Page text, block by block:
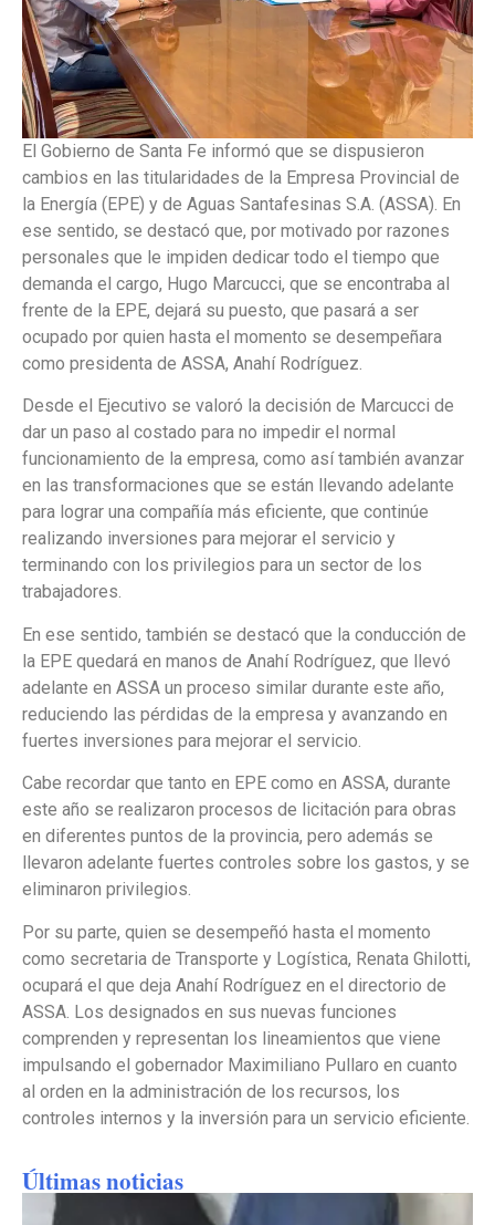
El Gobierno de Santa Fe informó que se dispusieron
cambios en las titularidades de la Empresa Provincial de
la Energía (EPE) y de Aguas Santafesinas S.A. (ASSA). En
ese sentido, se destacó que, por motivado por razones
personales que le impiden dedicar todo el tiempo que
demanda el cargo, Hugo Marcucci, que se encontraba al
frente de la EPE, dejará su puesto, que pasará a ser
ocupado por quien hasta el momento se desempeñara
como presidenta de ASSA, Anahí Rodríguez.
Desde el Ejecutivo se valoró la decisión de Marcucci de
dar un paso al costado para no impedir el normal
funcionamiento de la empresa, como así también avanzar
en las transformaciones que se están llevando adelante
para lograr una compañía más eficiente, que continúe
realizando inversiones para mejorar el servicio y
terminando con los privilegios para un sector de los
trabajadores.
En ese sentido, también se destacó que la conducción de
la EPE quedará en manos de Anahí Rodríguez, que llevó
adelante en ASSA un proceso similar durante este año,
reduciendo las pérdidas de la empresa y avanzando en
fuertes inversiones para mejorar el servicio.
Cabe recordar que tanto en EPE como en ASSA, durante
este año se realizaron procesos de licitación para obras
en diferentes puntos de la provincia, pero además se
llevaron adelante fuertes controles sobre los gastos, y se
eliminaron privilegios.
Por su parte, quien se desempeñó hasta el momento
como secretaria de Transporte y Logística, Renata Ghilotti,
ocupará el que deja Anahí Rodríguez en el directorio de
ASSA. Los designados en sus nuevas funciones
comprenden y representan los lineamientos que viene
impulsando el gobernador Maximiliano Pullaro en cuanto
al orden en la administración de los recursos, los
controles internos y la inversión para un servicio eficiente.
Últimas noticias